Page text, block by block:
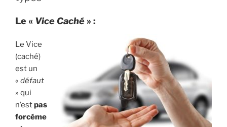
Le « Vice Caché » :
Le Vice
(caché)
est un
« défaut
» qui
n’estpas
forcéme